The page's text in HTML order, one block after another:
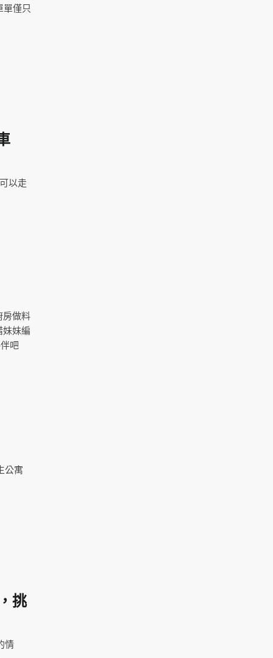
單僅只
以走
房做料
妹妹編
吧
公寓
挑
情